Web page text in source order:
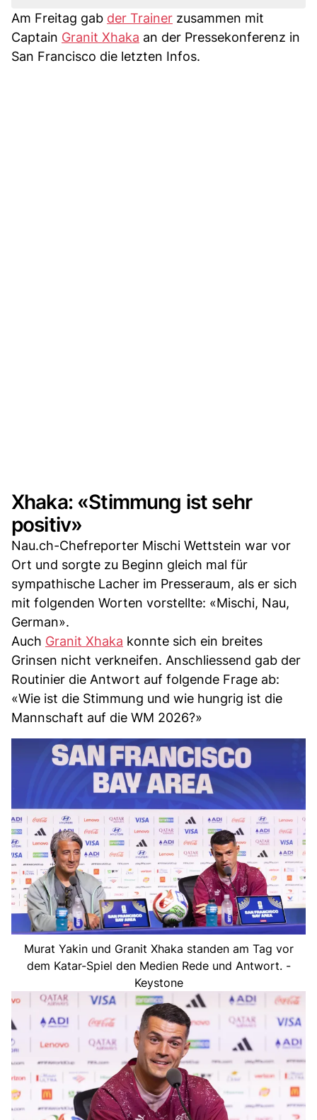
Am Freitag gab der Trainer zusammen mit
Captain Granit Xhaka an der Pressekonferenz in
San Francisco die letzten Infos.
Xhaka: «Stimmung ist sehr
positiv»
Nau.ch-Chefreporter Mischi Wettstein war vor
Ort und sorgte zu Beginn gleich mal für
sympathische Lacher im Presseraum, als er sich
mit folgenden Worten vorstellte: «Mischi, Nau,
German».
Auch Granit Xhaka konnte sich ein breites
Grinsen nicht verkneifen. Anschliessend gab der
Routinier die Antwort auf folgende Frage ab:
«Wie ist die Stimmung und wie hungrig ist die
Mannschaft auf die WM 2026?»
Murat Yakin und Granit Xhaka standen am Tag vor
dem Katar-Spiel den Medien Rede und Antwort. -
Keystone